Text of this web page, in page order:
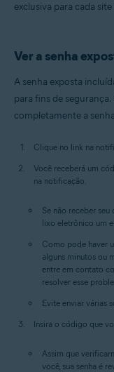
exclusiva para cada
Ver a senha
A senha exposta
para fins de
completamente a
Clique no link na
Você receberá um
na notificação.
Se não receber
lixo eletrônico um
Como pode haver
alguns minutos ou
entre em contato
resolver esse
Evite enviar várias
Insira o código que
Assim que
você, sua senha é